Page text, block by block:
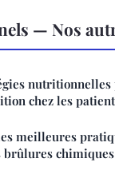
— Nos
nutritionnelles
chez les
meilleures
brûlures